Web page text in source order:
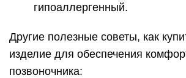
гипоаллергенный.
Другие полезные советы, как
изделие для обеспечения
позвоночника: